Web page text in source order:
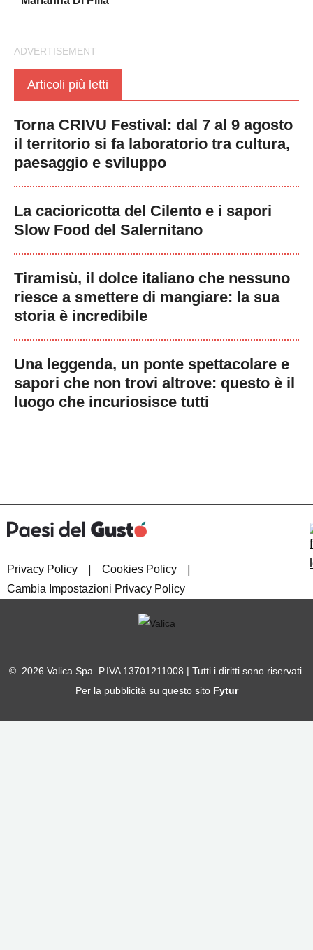
Articoli più letti
Torna CRIVU Festival: dal 7 al 9 agosto
il territorio si fa laboratorio tra cultura,
paesaggio e sviluppo
La cacioricotta del Cilento e i sapori
Slow Food del Salernitano
Tiramisù, il dolce italiano che nessuno
riesce a smettere di mangiare: la sua
storia è incredibile
Una leggenda, un ponte spettacolare e
sapori che non trovi altrove: questo è il
luogo che incuriosisce tutti
Privacy Policy | Cookies Policy |
Cambia Impostazioni Privacy Policy
© 2026 Valica Spa. P.IVA 13701211008 | Tutti i diritti sono riservati.
Per la pubblicità su questo sito Fytur